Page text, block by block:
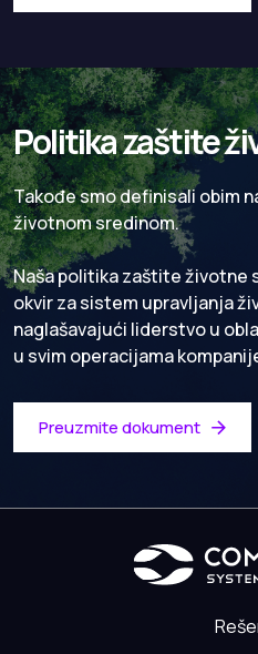
Politika zaštite
Takođe smo definisali obim
životnom sredinom.
Naša politika zaštite životne
okvir za sistem upravljanja
naglašavajući liderstvo u
u svim operacijama
Preuzmite dokument